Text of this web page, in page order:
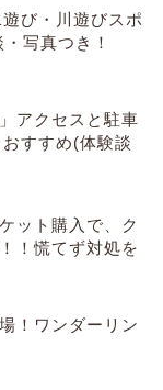
び・川遊びスポ
写真つき！
アクセスと駐車
すすめ(体験談
ット購入で、ク
！慌てず対処を
！ワンダーリン